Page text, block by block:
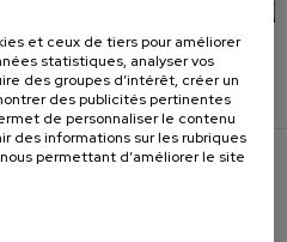
Maintenance et soudure
et ceux de tiers pour améliorer
statistiques, analyser vos
des groupes d’intérêt, créer un
des publicités pertinentes
de personnaliser le contenu
des informations sur les rubriques
permettant d’améliorer le site